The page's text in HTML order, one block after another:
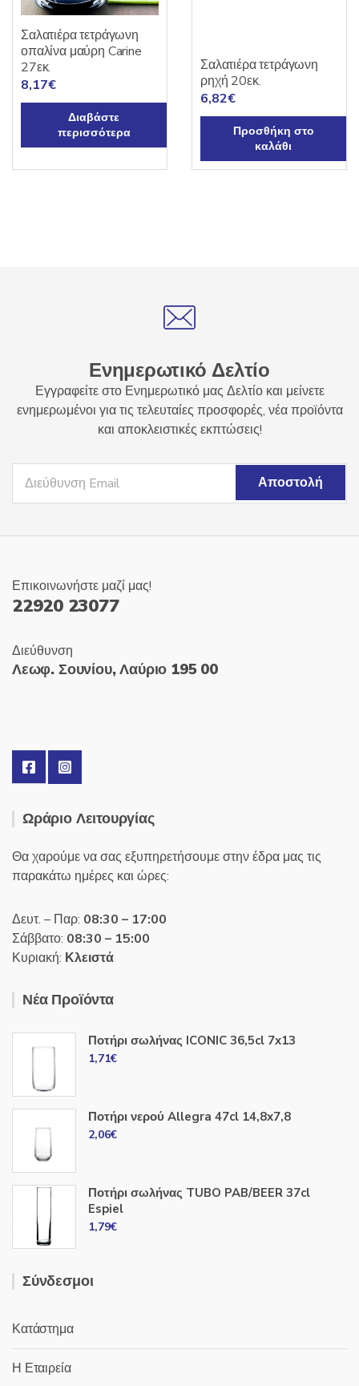
Σαλατιέρα τετράγωνη
οπαλίνα μαύρη Carine
27εκ.
8,17€
Διαβάστε
περισσότερα
Σαλατιέρα τετράγωνη
ρηχή 20εκ.
6,82€
Προσθήκη στο
καλάθι
Ενημερωτικό Δελτίο
Εγγραφείτε στο Ενημερωτικό μας Δελτίο και μείνετε
ενημερωμένοι για τις τελευταίες προσφορές, νέα προϊόντα
και αποκλειστικές εκπτώσεις!
Επικοινωνήστε μαζί μας!
22920 23077
Διεύθυνση
Λεωφ. Σουνίου, Λαύριο 195 00
Ωράριο Λειτουργίας
Θα χαρούμε να σας εξυπηρετήσουμε στην έδρα μας τις
παρακάτω ημέρες και ώρες:
Δευτ. – Παρ: 08:30 – 17:00
Σάββατο: 08:30 – 15:00
Κυριακή: Κλειστά
Νέα Προϊόντα
Ποτήρι σωλήνας ICONIC 36,5cl 7x13
1,71€
Ποτήρι νερού Allegra 47cl 14,8x7,8
2,06€
Ποτήρι σωλήνας TUBO PAB/BEER 37cl
Espiel
1,79€
Σύνδεσμοι
Κατάστημα
Η Εταιρεία